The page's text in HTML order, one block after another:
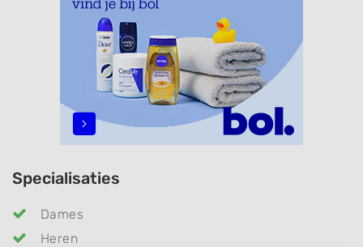
Specialisaties
Dames
Heren